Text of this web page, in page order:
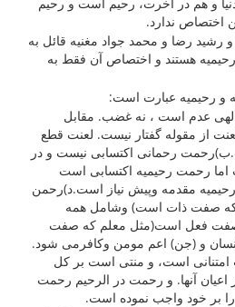
اختصاص ندارد.
رشید رضا و محمد جواد مغنیه قائل به
هستند و اختصاص آن فقط به
عدم است ، نه غضب. مقابل
از مقوله گفتار نیست. لعنت قطع
رحمانی اکتسابی نیست و در
اما رحمت رحیمیه اکتسابی است
مقدمه وپیش نیاز است.د)رحمن
صفت ذات است) وشامل همه
فعل است(مثل معلم که صفت
و (جن) اعم مومن وکافرمی شود.
است، و منتی است بر کل
اعیان آنها. و رحمت در الرحیم رحمت
بر خود واجب نموده است.